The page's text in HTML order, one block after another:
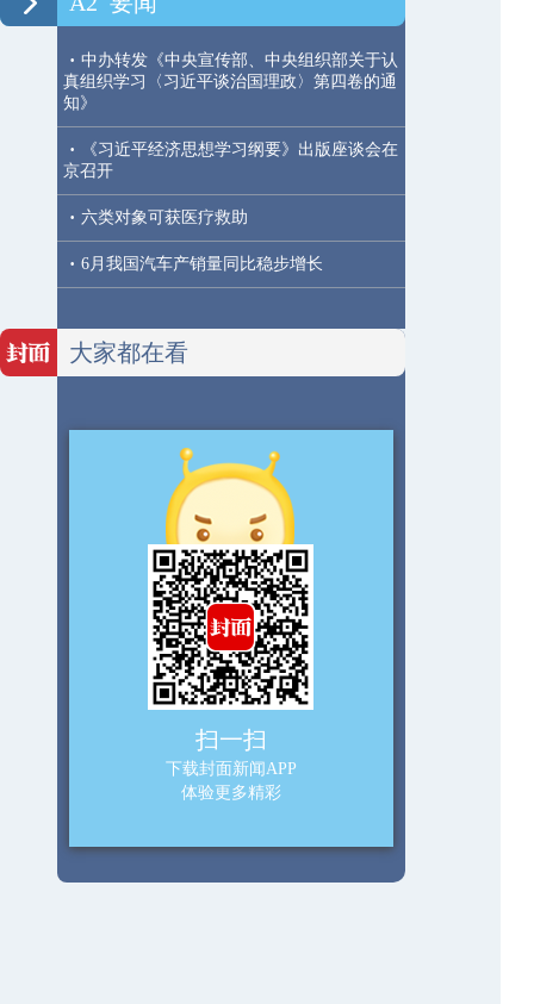
· 中办转发《中央宣传部、中央组织部关于认
真组织学习〈习近平谈治国理政〉第四卷的通
知》
·
《习近平经济思想学习纲要》出版座谈会在
京召开
· 六类对象可获医疗救助
· 6月我国汽车产销量同比稳步增长
大家都在看
扫一扫
下载封面新闻APP
体验更多精彩